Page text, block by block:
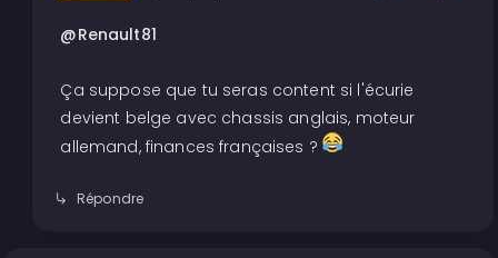
@Renault81
Ça suppose que tu seras content si l'écurie
devient belge avec chassis anglais, moteur
allemand, finances françaises ?
Répondre